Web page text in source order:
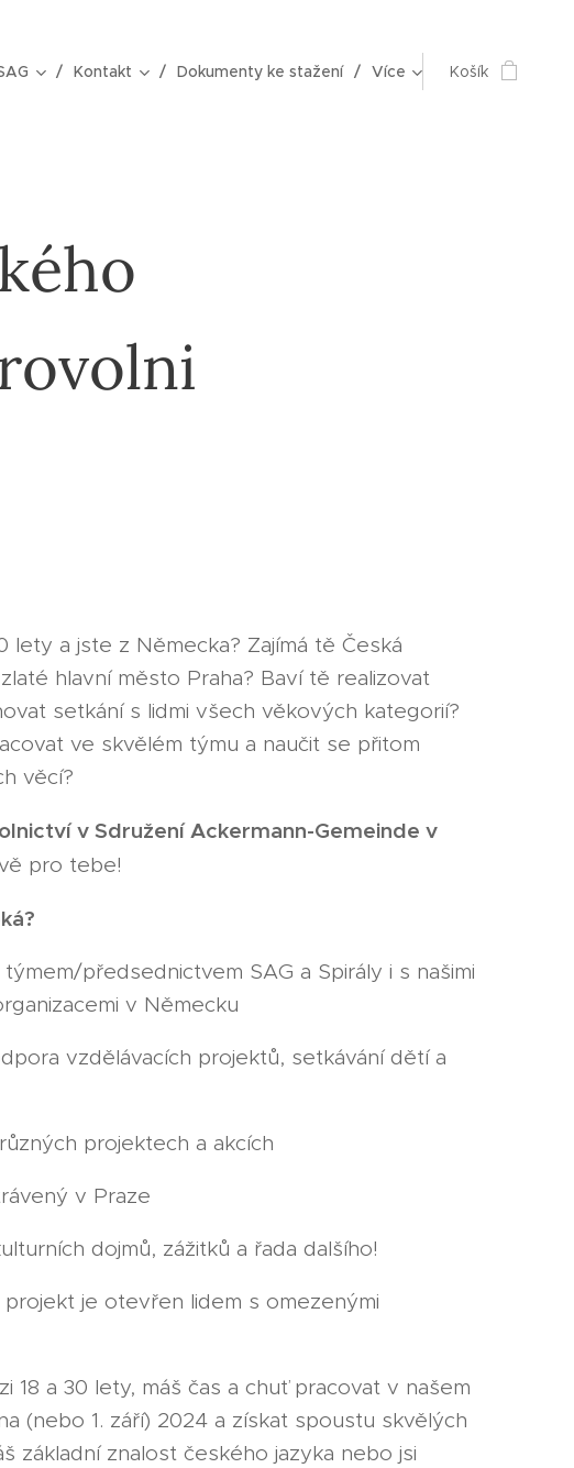
Kontakt Dokumenty ke stažení Více Košík
lety a jste z Německa? Zajímá tě Česká
hlavní město Praha? Baví tě realizovat
setkání s lidmi všech věkových kategorií?
ve skvělém týmu a naučit se přitom
věcí?
v Sdružení Ackermann-Gemeinde v
pro tebe!
předsednictvem SAG a Spirály i s našimi
v Německu
vzdělávacích projektů, setkávání dětí a
projektech a akcích
v Praze
dojmů, zážitků a řada dalšího!
je otevřen lidem s omezenými
18 a 30 lety, máš čas a chuť pracovat v našem
(nebo 1. září) 2024 a získat spoustu skvělých
základní znalost českého jazyka nebo jsi